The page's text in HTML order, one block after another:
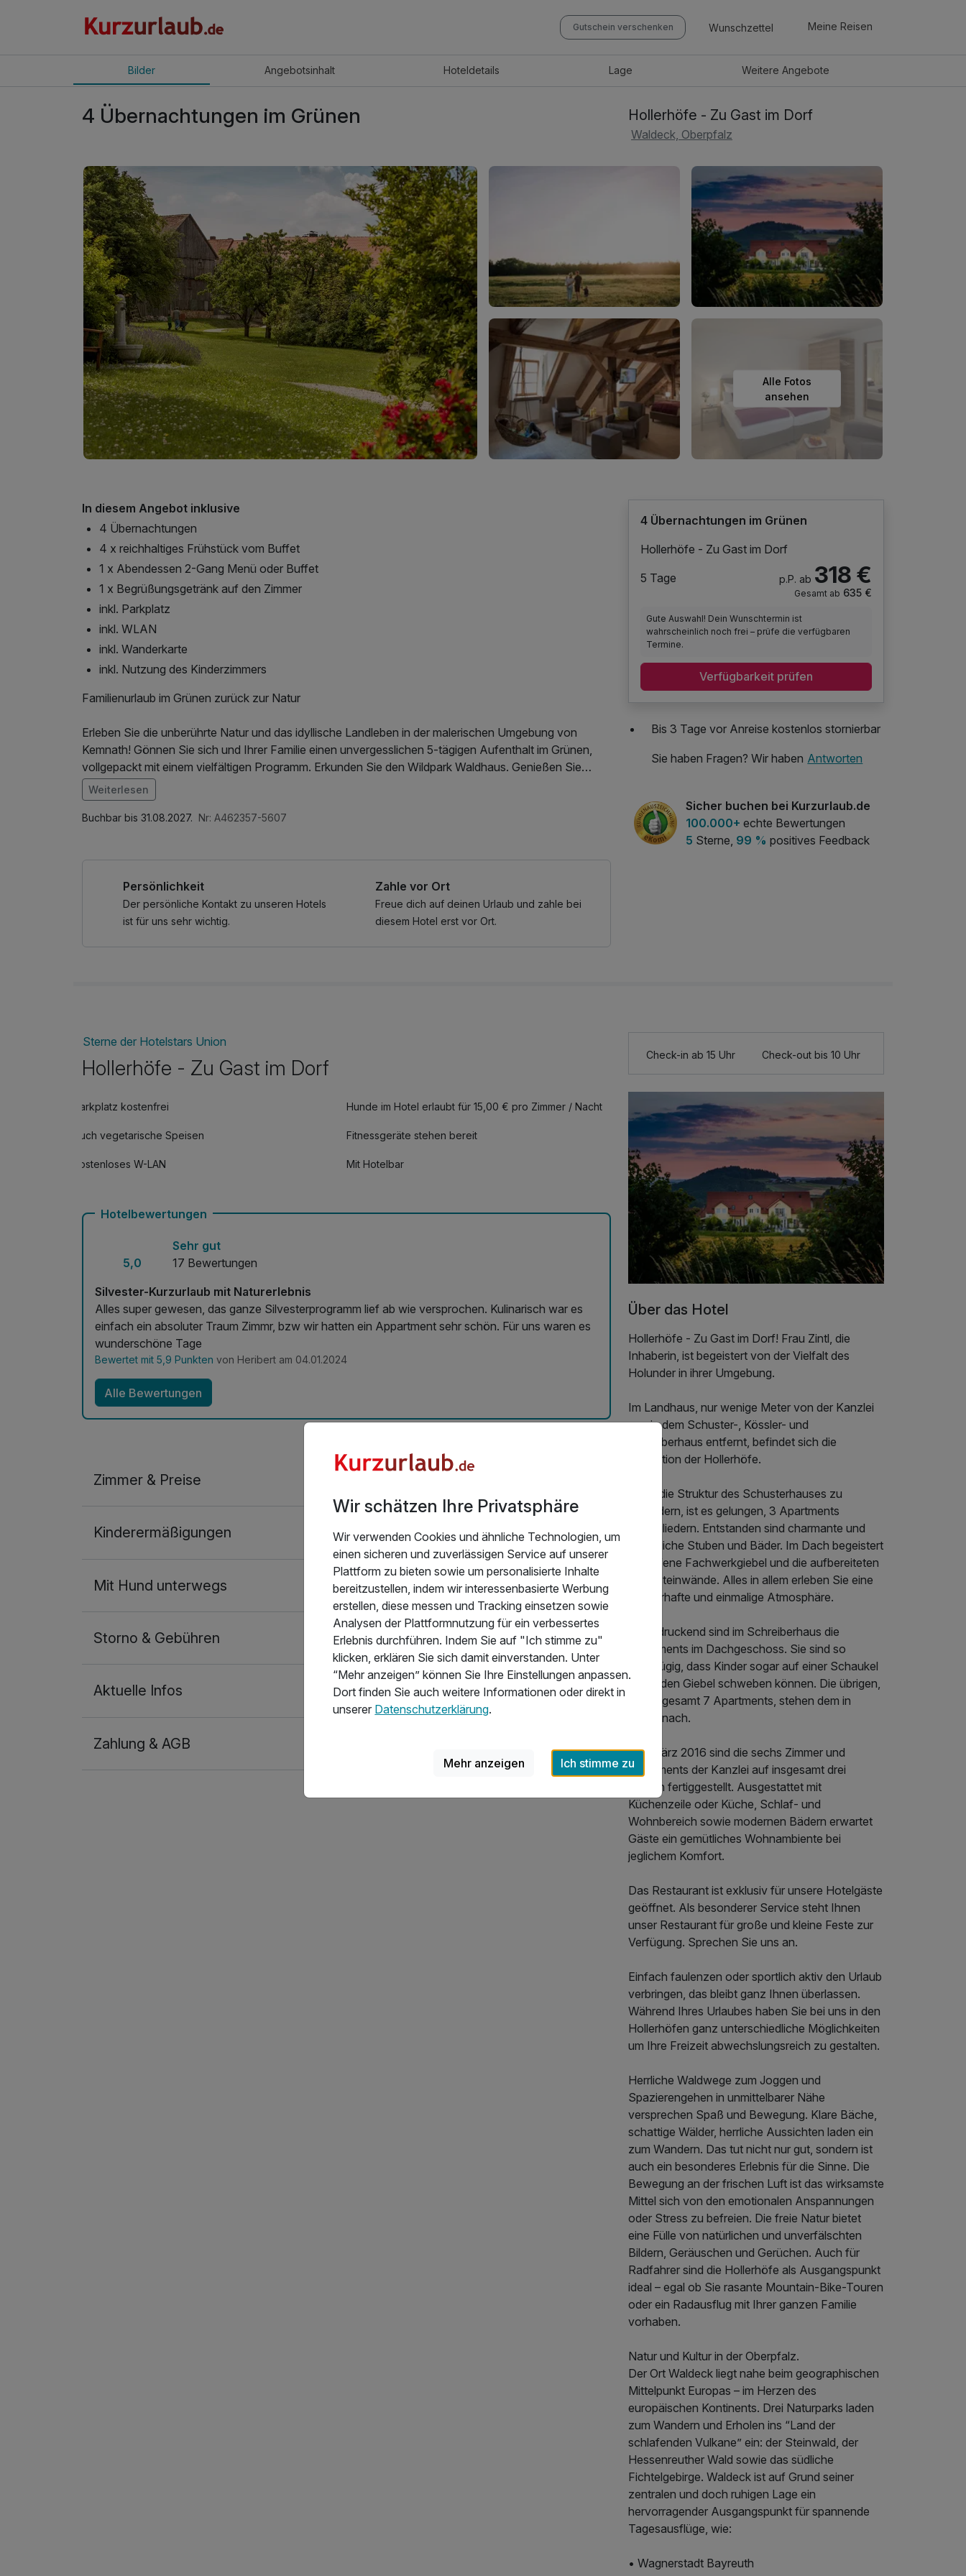
Gutschein verschenken Wunschzettel Meine Reisen
Bilder Angebotsinhalt Hoteldetails Lage WeitereAngebote
4 Übernachtungen im Grünen Hollerhöfe - Zu Gast im Dorf
Waldeck, Oberpfalz
Alle Fotos
ansehen
In diesem Angebot inklusive
4 Übernachtungen
4 x reichhaltiges Frühstück vom Buffet
1 x Abendessen 2-Gang Menü oder Buffet
1 x Begrüßungsgetränk auf den Zimmer
inkl. Parkplatz
inkl. WLAN
inkl. Wanderkarte
inkl. Nutzung des Kinderzimmers
Familienurlaub im Grünen zurück zur Natur
Erleben Sie die unberührte Natur und das idyllische Landleben in der malerischen Umgebung von
Kemnath! Gönnen Sie sich und Ihrer Familie einen unvergesslichen 5-tägigen Aufenthalt im Grünen,
vollgepackt mit einem vielfältigen Programm. Erkunden Sie den Wildpark Waldhaus. Genießen Sie
gemeinsam magische Momente inmitten der Natur!
Im Angebot enthalten
1 Flasche Mineralwasser, Parkplatz, W-LAN Nutzung / Internetnutzung, kostenfreier Kaffee/Tee im
Weiterlesen
Buchbar bis 31.08.2027. Nr: A462357-5607
Persönlichkeit
Der persönliche Kontakt zu unseren Hotels
ist für uns sehr wichtig.
Zahle vor Ort
Freue dich auf deinen Urlaub und zahle bei
diesem Hotel erst vor Ort.
4 Übernachtungen im Grünen
Hollerhöfe - Zu Gast im Dorf
5 Tage
p.P. ab 318 €
Gesamt ab 635 €
Gute Auswahl! Dein Wunschtermin ist
wahrscheinlich noch frei – prüfe die verfügbaren
Termine.
Verfügbarkeit prüfen
Bis 3 Tage vor Anreise kostenlos stornierbar
Sie haben Fragen? Wir haben Antworten
Sicher buchen bei Kurzurlaub.de
100.000+ echte Bewertungen
5 Sterne, 99 % positives Feedback
Sterne der Hotelstars Union
Hollerhöfe - Zu Gast im Dorf
Parkplatz kostenfrei Hunde im Hotel erlaubt für 15,00 € pro Zimmer / Nacht
Auch vegetarische Speisen Fitnessgeräte stehen bereit
Kostenloses W-LAN Mit Hotelbar
Hotelbewertungen
5,0
Sehr gut
17 Bewertungen
Silvester-Kurzurlaub mit Naturerlebnis
Alles super gewesen, das ganze Silvesterprogramm lief ab wie versprochen. Kulinarisch war es
einfach ein absoluter Traum Zimmr, bzw wir hatten ein Appartment sehr schön. Für uns waren es
wunderschöne Tage
Bewertet mit 5,9 Punkten von Heribert am 04.01.2024
Alle Bewertungen
Zimmer & Preise
2 Erwachsene und 1 Kind
Kinderermäßigungen
Mit Hund unterwegs
Storno & Gebühren
Aktuelle Infos
Zahlung & AGB
Check-in ab 15 Uhr Check-out bis 10 Uhr
Über das Hotel
Hollerhöfe - Zu Gast im Dorf! Frau Zintl, die
Inhaberin, ist begeistert von der Vielfalt des
Holunder in ihrer Umgebung.
Im Landhaus, nur wenige Meter von der Kanzlei
sowie dem Schuster-, Kössler- und
Schreiberhaus entfernt, befindet sich die
Rezeption der Hollerhöfe.
Ohne die Struktur des Schusterhauses zu
verändern, ist es gelungen, 3 Apartments
einzugliedern. Entstanden sind charmante und
gemütliche Stuben und Bäder. Im Dach begeistert
der offene Fachwerkgiebel und die aufbereiteten
Natursteinwände. Alles in allem erleben Sie eine
zauberhafte und einmalige Atmosphäre.
Beeindruckend sind im Schreiberhaus die
Apartments im Dachgeschoss. Sie sind so
großzügig, dass Kinder sogar auf einer Schaukel
durch den Giebel schweben können. Die übrigen,
der insgesamt 7 Apartments, stehen dem in
nichts nach.
Seit März 2016 sind die sechs Zimmer und
Apartments der Kanzlei auf insgesamt drei
Etagen fertiggestellt. Ausgestattet mit
Küchenzeile oder Küche, Schlaf- und
Wohnbereich sowie modernen Bädern erwartet
Gäste ein gemütliches Wohnambiente bei
jeglichem Komfort.
Das Restaurant ist exklusiv für unsere Hotelgäste
geöffnet. Als besonderer Service steht Ihnen
unser Restaurant für große und kleine Feste zur
Verfügung. Sprechen Sie uns an.
Einfach faulenzen oder sportlich aktiv den Urlaub
verbringen, das bleibt ganz Ihnen überlassen.
Während Ihres Urlaubes haben Sie bei uns in den
Hollerhöfen ganz unterschiedliche Möglichkeiten
um Ihre Freizeit abwechslungsreich zu gestalten.
Herrliche Waldwege zum Joggen und
Spazierengehen in unmittelbarer Nähe
versprechen Spaß und Bewegung. Klare Bäche,
schattige Wälder, herrliche Aussichten laden ein
zum Wandern. Das tut nicht nur gut, sondern ist
auch ein besonderes Erlebnis für die Sinne. Die
Bewegung an der frischen Luft ist das wirksamste
Mittel sich von den emotionalen Anspannungen
oder Stress zu befreien. Die freie Natur bietet
eine Fülle von natürlichen und unverfälschten
Bildern, Geräuschen und Gerüchen. Auch für
Radfahrer sind die Hollerhöfe als Ausgangspunkt
ideal – egal ob Sie rasante Mountain-Bike-Touren
oder ein Radausflug mit Ihrer ganzen Familie
vorhaben.
Natur und Kultur in der Oberpfalz.
Der Ort Waldeck liegt nahe beim geographischen
Mittelpunkt Europas – im Herzen des
europäischen Kontinents. Drei Naturparks laden
zum Wandern und Erholen ins “Land der
schlafenden Vulkane” ein: der Steinwald, der
Hessenreuther Wald sowie das südliche
Fichtelgebirge. Waldeck ist auf Grund seiner
zentralen und doch ruhigen Lage ein
hervorragender Ausgangspunkt für spannende
Tagesausflüge, wie:
• Wagnerstadt Bayreuth
Wir schätzen Ihre Privatsphäre
Wir verwenden Cookies und ähnliche Technologien, um
einen sicheren und zuverlässigen Service auf unserer
Plattform zu bieten sowie um personalisierte Inhalte
bereitzustellen, indem wir interessenbasierte Werbung
erstellen, diese messen und Tracking einsetzen sowie
Analysen der Plattformnutzung für ein verbessertes
Erlebnis durchführen. Indem Sie auf "Ich stimme zu"
klicken, erklären Sie sich damit einverstanden. Unter
“Mehr anzeigen” können Sie Ihre Einstellungen anpassen.
Dort finden Sie auch weitere Informationen oder direkt in
unserer Datenschutzerklärung.
Mehr anzeigen Ich stimme zu